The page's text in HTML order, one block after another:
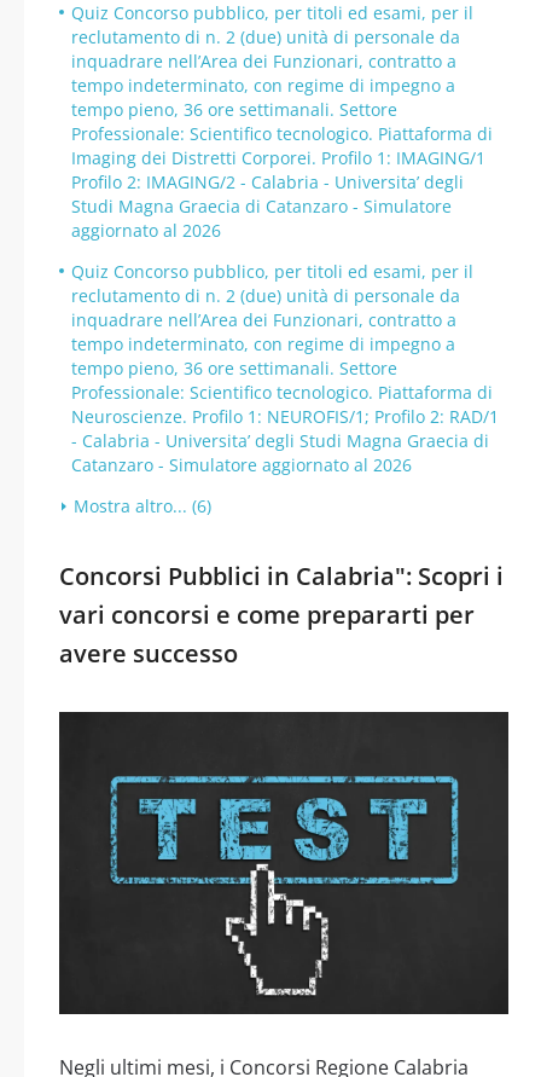
Quiz Concorso pubblico, per titoli ed esami, per il
reclutamento di n. 2 (due) unità di personale da
inquadrare nell’Area dei Funzionari, contratto a
tempo indeterminato, con regime di impegno a
tempo pieno, 36 ore settimanali. Settore
Professionale: Scientifico tecnologico. Piattaforma di
Imaging dei Distretti Corporei. Profilo 1: IMAGING/1
Profilo 2: IMAGING/2 - Calabria - Universita’ degli
Studi Magna Graecia di Catanzaro - Simulatore
aggiornato al 2026
Quiz Concorso pubblico, per titoli ed esami, per il
reclutamento di n. 2 (due) unità di personale da
inquadrare nell’Area dei Funzionari, contratto a
tempo indeterminato, con regime di impegno a
tempo pieno, 36 ore settimanali. Settore
Professionale: Scientifico tecnologico. Piattaforma di
Neuroscienze. Profilo 1: NEUROFIS/1; Profilo 2: RAD/1
- Calabria - Universita’ degli Studi Magna Graecia di
Catanzaro - Simulatore aggiornato al 2026
Mostra altro... (6)
Concorsi Pubblici in Calabria": Scopri i
vari concorsi e come prepararti per
avere successo
Negli ultimi mesi, i Concorsi Regione Calabria